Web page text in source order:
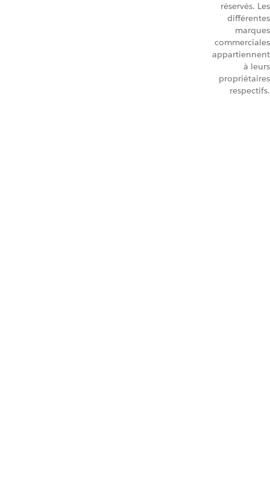
réservés. Les
différentes
marques
commerciales
appartiennent
à leurs
propriétaires
respectifs.